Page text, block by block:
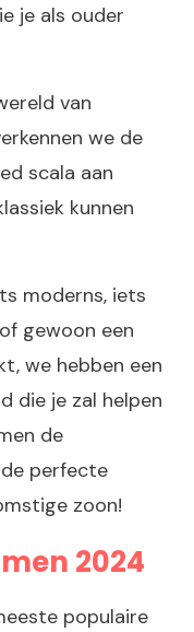
je als ouder
van
we de
scala aan
kunnen
moderns, iets
gewoon een
we hebben een
die je zal helpen
de
perfecte
zoon!
2024
populaire